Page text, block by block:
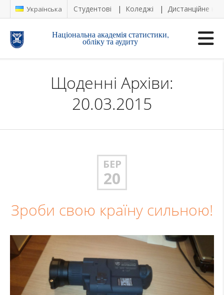
Українська Студентові Коледжі Дистанційне
Національна академія статистики,
обліку та аудиту
Щоденні Архіви:
20.03.2015
БЕР
20
Зроби свою країну сильною!